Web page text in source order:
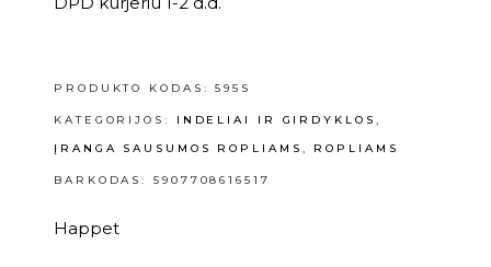
PRODUKTO KODAS:595S
KATEGORIJOS: INDELIAI IR GIRDYKLOS ,
ĮRANGA SAUSUMOS ROPLIAMS , ROPLIAMS
BARKODAS: 5907708616517
Happet